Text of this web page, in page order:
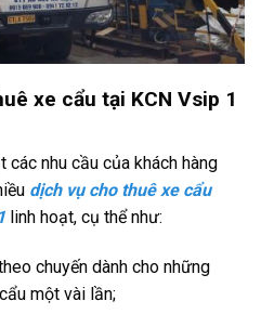
xe cẩu tại KCN Vsip 1
nhu cầu của khách hàng
dịch vụ cho thuê xe cẩu
linh hoạt, cụ thể như:
chuyến dành cho những
một vài lần;